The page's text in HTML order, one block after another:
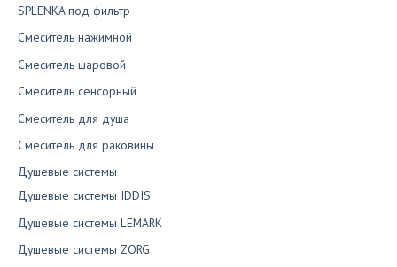
SPLENKA под фильтр
Смеситель нажимной
Смеситель шаровой
Смеситель сенсорный
Смеситель для душа
Смеситель для раковины
Душевые системы
Душевые системы IDDIS
Душевые системы LEMARK
Душевые системы ZORG